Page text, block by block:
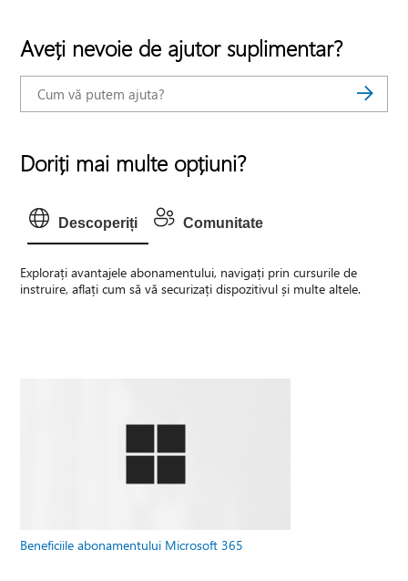
Aveți nevoie de ajutor suplimentar?
Doriți mai multe opțiuni?
Descoperiți Comunitate
Explorați avantajele abonamentului, navigați prin cursurile de
instruire, aflați cum să vă securizați dispozitivul și multe altele.
Beneficiile abonamentului Microsoft 365